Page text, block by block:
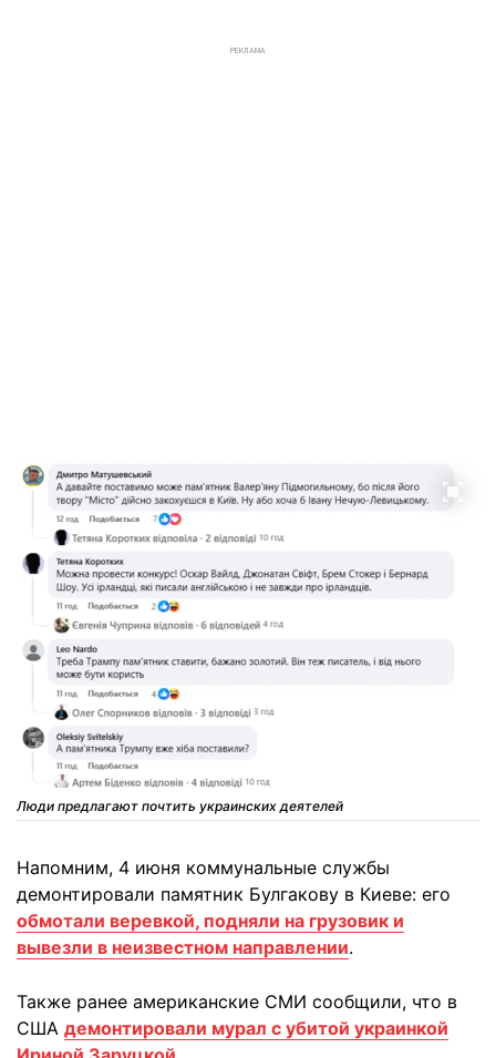
РЕКЛАМА
Люди предлагают почтить украинских деятелей
Напомним, 4 июня коммунальные службы
демонтировали памятник Булгакову в Киеве: его
обмотали веревкой, подняли на грузовик и
вывезли в неизвестном направлении.
Также ранее американские СМИ сообщили, что в
США демонтировали мурал с убитой украинкой